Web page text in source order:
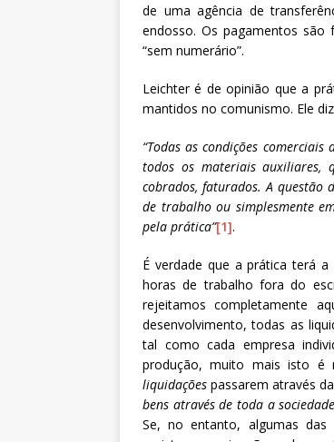
de uma agência de
endosso. Os pagamentos
“sem numerário”.
Leichter é de opinião que a
mantidos no comunismo. Ele
“Todas as condições
todos os materiais auxiliares,
cobrados, faturados. A questão
de trabalho ou simplesmente
pela prática”[1].
É verdade que a prática terá
horas de trabalho fora do
rejeitamos completamente
desenvolvimento, todas as
tal como cada empresa
produção, muito mais isto é
liquidaçõespassarem através
bens através de toda a sociedade
Se, no entanto, algumas